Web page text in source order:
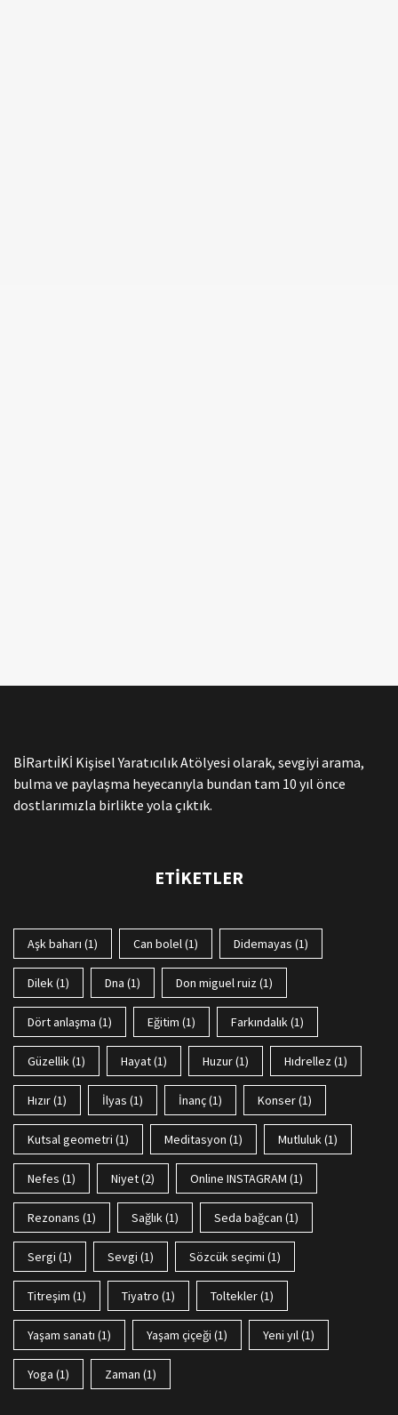
BİRartıİKİ Kişisel Yaratıcılık Atölyesi olarak, sevgiyi arama,
bulma ve paylaşma heyecanıyla bundan tam 10 yıl önce
dostlarımızla birlikte yola çıktık.
ETIKETLER
aşk baharı (1) can bolel(1) didemayas (1)
dilek(1) dna (1) don miguel ruiz(1)
dört anlaşma (1) eğitim (1) farkındalık(1)
güzellik(1) hayat(1) huzur(1) Hıdrellez(1)
hızır(1) ilyas (1) inanç(1) konser(1)
kutsal geometri (1) meditasyon (1) mutluluk(1)
Nefes (1) niyet(2) Online INSTAGRAM (1)
rezonans (1) sağlık(1) seda bağcan (1)
sergi (1) sevgi (1) sözcük seçimi (1)
titreşim (1) tiyatro (1) toltekler(1)
yaşam sanatı (1) yaşam çiçeği (1) yeni yıl(1)
yoga (1) zaman (1)